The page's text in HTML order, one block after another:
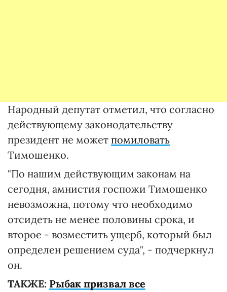
Народный депутат отметил, что согласно
действующему законодательству
президент не может помиловать
Тимошенко.
"По нашим действующим законам на
сегодня, амнистия госпожи Тимошенко
невозможна, потому что необходимо
отсидеть не менее половины срока, и
второе - возместить ущерб, который был
определен решением суда", - подчеркнул
он.
ТАКЖЕ: Рыбак призвал все